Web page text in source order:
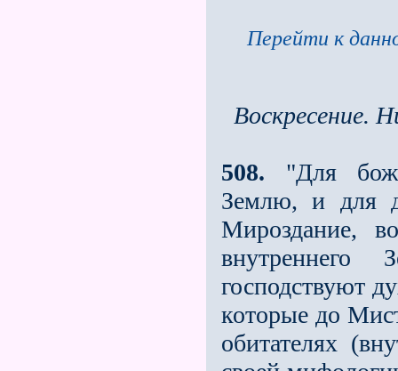
Перейти к
Воскресение.
508. "Для
Землю, и для
Мироздание,
господствуют
которые до
обитателях